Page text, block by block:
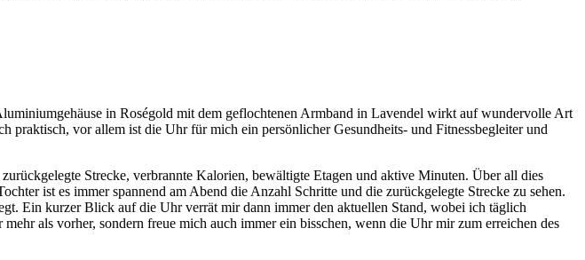
in Roségold mit dem geflochtenen Armband in Lavendel wirkt auf wundervolle Art
vor allem ist die Uhr für mich ein persönlicher Gesundheits- und Fitnessbegleiter und
Strecke, verbrannte Kalorien, bewältigte Etagen und aktive Minuten. Über all dies
ist es immer spannend am Abend die Anzahl Schritte und die zurückgelegte Strecke zu sehen.
Ein kurzer Blick auf die Uhr verrät mir dann immer den aktuellen Stand, wobei ich täglich
als vorher, sondern freue mich auch immer ein bisschen, wenn die Uhr mir zum erreichen des